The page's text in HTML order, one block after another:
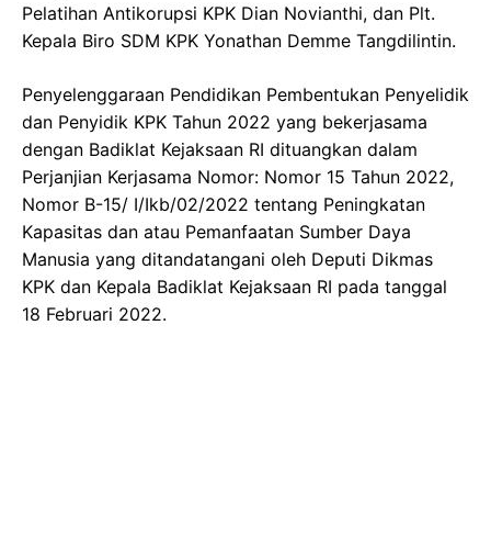
Pelatihan Antikorupsi KPK Dian Novianthi, dan Plt.
Kepala Biro SDM KPK Yonathan Demme Tangdilintin.
Penyelenggaraan Pendidikan Pembentukan Penyelidik
dan Penyidik KPK Tahun 2022 yang bekerjasama
dengan Badiklat Kejaksaan RI dituangkan dalam
Perjanjian Kerjasama Nomor: Nomor 15 Tahun 2022,
Nomor B-15/ I/Ikb/02/2022 tentang Peningkatan
Kapasitas dan atau Pemanfaatan Sumber Daya
Manusia yang ditandatangani oleh Deputi Dikmas
KPK dan Kepala Badiklat Kejaksaan RI pada tanggal
18 Februari 2022.